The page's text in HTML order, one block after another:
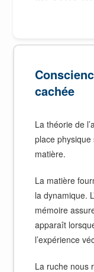
cachée
La théorie de
place
matière.
La matière
la dynamique.
mémoire
apparaît
l’expérience
La ruche nous